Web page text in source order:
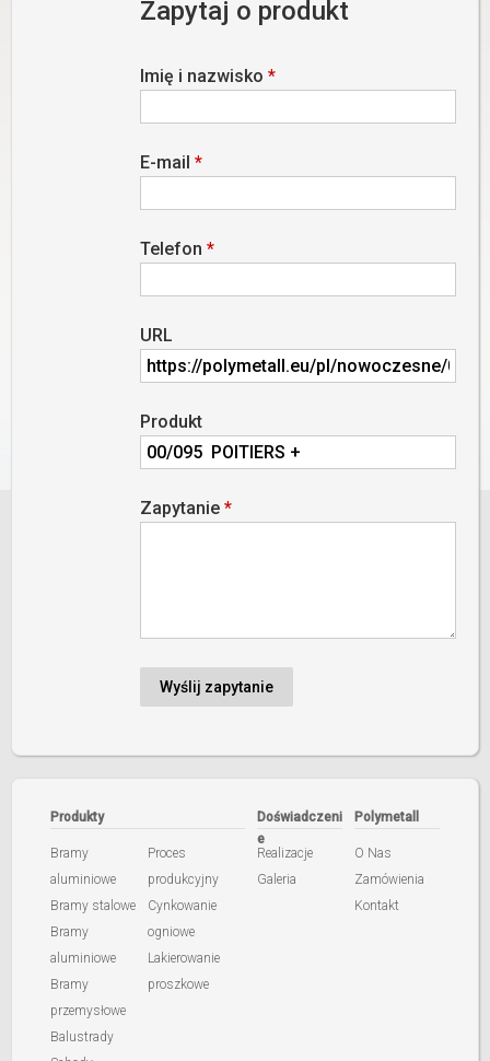
Zapytaj o produkt
Imię i nazwisko *
E-mail *
Telefon *
URL
Produkt
Zapytanie *
Produkty
Bramy
aluminiowe
Bramy stalowe
Bramy
aluminiowe
Bramy
przemysłowe
Balustrady
Proces
produkcyjny
Cynkowanie
ogniowe
Lakierowanie
proszkowe
Doświadczeni
e
Realizacje
Galeria
Polymetall
O Nas
Zamówienia
Kontakt